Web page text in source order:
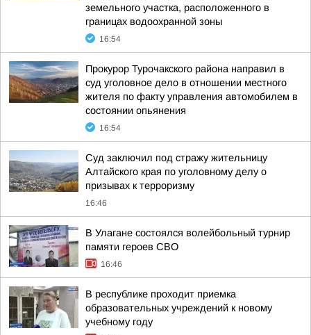
земельного участка, расположенного в
границах водоохранной зоны
16:54
Прокурор Турочакского района направил в
суд уголовное дело в отношении местного
жителя по факту управления автомобилем в
состоянии опьянения
16:54
Суд заключил под стражу жительницу
Алтайского края по уголовному делу о
призывах к терроризму
16:46
В Улагане состоялся волейбольный турнир
памяти героев СВО
16:46
В республике проходит приемка
образовательных учреждений к новому
учебному году